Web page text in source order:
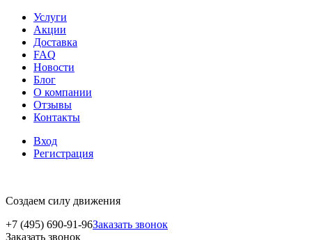
Услуги
Акции
Доставка
FAQ
Новости
Блог
О компании
Отзывы
Контакты
Вход
Регистрация
Создаем силу движения
+7 (495) 690-91-96Заказать звонок
Заказать звонок